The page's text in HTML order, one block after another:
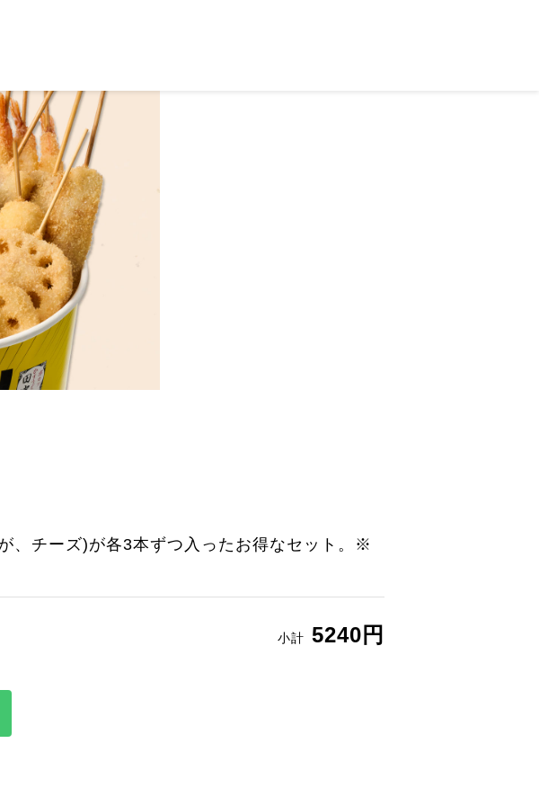
、チーズ)が各3本ずつ入ったお得なセット。※
小計 5240円